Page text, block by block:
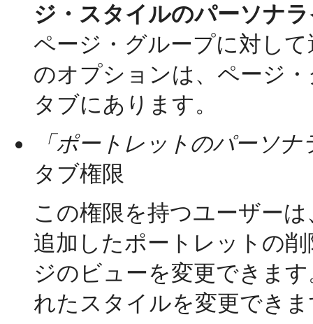
ジ・スタイルのパーソナ
ページ・グループに対し
のオプションは、ページ
タブにあります。
「ポートレットのパーソ
タブ権限
この権限を持つユーザー
追加したポートレットの
ジのビューを変更できま
れたスタイルを変更でき